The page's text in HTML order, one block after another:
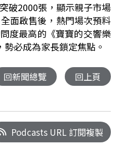
破2000張，顯示親子市場
面啟售後，熱門場次預料
度最高的《寶寶的交響樂
必成為家長鎖定焦點。
回新聞總覽 回上頁
Podcasts URL 訂閱複製